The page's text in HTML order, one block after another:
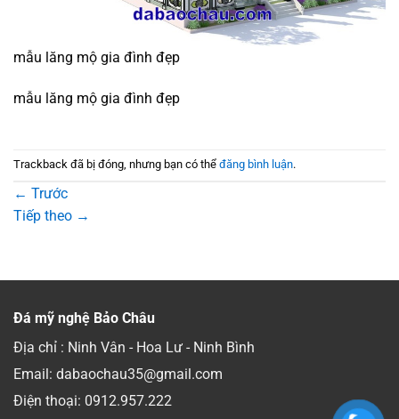
mẫu lăng mộ gia đình đẹp
mẫu lăng mộ gia đình đẹp
Trackback đã bị đóng, nhưng bạn có thể đăng bình luận.
← Trước
Tiếp theo →
Đá mỹ nghệ Bảo Châu
Địa chỉ : Ninh Vân - Hoa Lư - Ninh Bình
Email: dabaochau35@gmail.com
Điện thoại: 0912.957.222